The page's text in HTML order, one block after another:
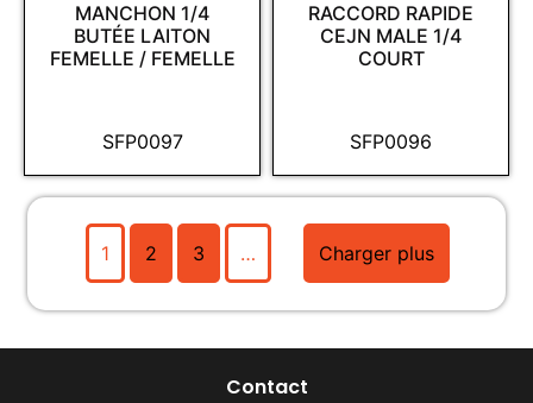
SFP0097
MANCHON 1/4
BUTÉE LAITON
FEMELLE / FEMELLE
SFP0096
RACCORD RAPIDE
CEJN MALE 1/4
COURT
1 2 3 … Charger plus
Contact